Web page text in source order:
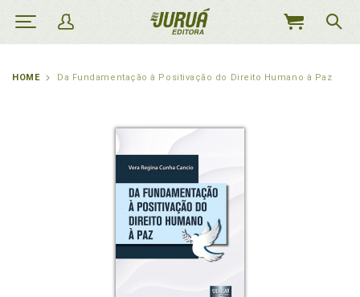
MEU
HOME Da Fundamentação à Positivação do Direito Humano à Paz